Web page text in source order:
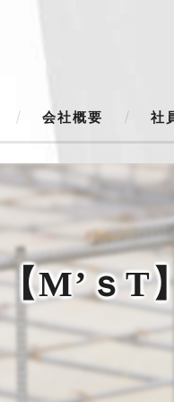
会社概要
会社カレンダー
社
【M’ｓT